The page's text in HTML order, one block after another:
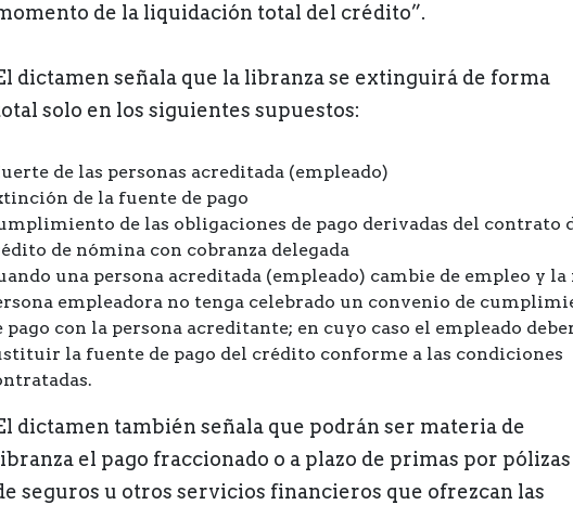
de la liquidación total del crédito”.
dictamen señala que la libranza se extinguirá de forma
solo en los siguientes supuestos:
de las personas acreditada (empleado)
de la fuente de pago
de las obligaciones de pago derivadas del contrato
de nómina con cobranza delegada
una persona acreditada (empleado) cambie de empleo y la
empleadora no tenga celebrado un convenio de
pago con la persona acreditante; en cuyo caso el empleado
la fuente de pago del crédito conforme a las condiciones
dictamen también señala que podrán ser materia de
el pago fraccionado o a plazo de primas por pólizas
seguros u otros servicios financieros que ofrezcan las